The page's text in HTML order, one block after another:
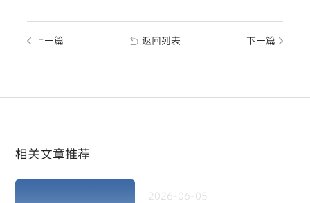
上一篇 返回列表 下一篇
相关文章推荐
2026-06-05